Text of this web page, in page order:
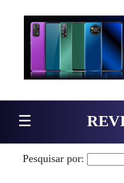
Pular para o conteúdo
☰
Pesquisar por: